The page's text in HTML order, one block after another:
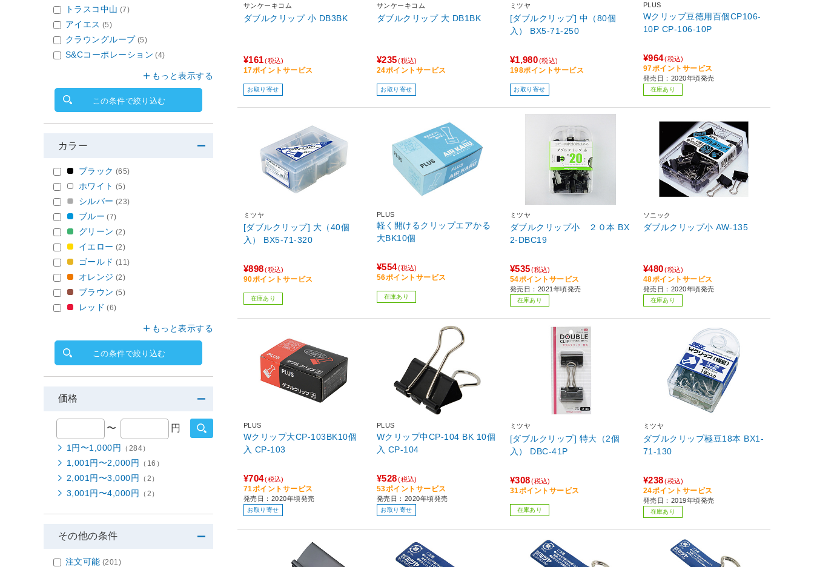
サンケーキコム
ダブルクリップ 小 DB3BK
¥161 (税込)
17ポイントサービス
お取り寄せ
サンケーキコム
ダブルクリップ 大 DB1BK
¥235 (税込)
24ポイントサービス
お取り寄せ
ミツヤ
[ダブルクリップ] 中（80個
入） BX5-71-250
¥1,980(税込)
198ポイントサービス
お取り寄せ
PLUS
Wクリップ豆徳用百個CP106-
10P CP-106-10P
¥964(税込)
97ポイントサービス
発売日：2020年頃発売
在庫あり
ミツヤ
[ダブルクリップ] 大（40個
入） BX5-71-320
¥898 (税込)
90ポイントサービス
在庫あり
PLUS
軽く開けるクリップエアかる
大BK10個
¥554(税込)
56ポイントサービス
在庫あり
ミツヤ
ダブルクリップ小 ２０本 BX
2-DBC19
¥535 (税込)
54ポイントサービス
発売日：2021年頃発売
在庫あり
ソニック
ダブルクリップ小 AW-135
¥480 (税込)
48ポイントサービス
発売日：2020年頃発売
在庫あり
PLUS
Wクリップ大CP-103BK10個
入 CP-103
¥704(税込)
71ポイントサービス
発売日：2020年頃発売
お取り寄せ
PLUS
Wクリップ中CP-104 BK 10個
入 CP-104
¥528 (税込)
53ポイントサービス
発売日：2020年頃発売
お取り寄せ
ミツヤ
[ダブルクリップ] 特大（2個
入） DBC-41P
¥308 (税込)
31ポイントサービス
在庫あり
ミツヤ
ダブルクリップ極豆18本 BX1-
71-130
¥238 (税込)
24ポイントサービス
発売日：2019年頃発売
在庫あり
トラスコ中山 (7)
アイエス (5)
クラウングループ (5)
S&Cコーポレーション (4)
もっと表示する
この条件で絞り込む
カラー
ブラック (65)
ホワイト (5)
シルバー (23)
ブルー (7)
グリーン (2)
イエロー (2)
ゴールド (11)
オレンジ (2)
ブラウン (5)
レッド (6)
もっと表示する
この条件で絞り込む
価格
〜 円
1円〜1,000円 （284）
1,001円〜2,000円 （16）
2,001円〜3,000円 （2）
3,001円〜4,000円 （2）
その他の条件
注文可能 (201)